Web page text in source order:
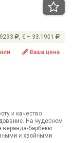
, € – 93.1901
Ваша цена
и качество
На чудесном
веранда-барбекю.
и хвойными